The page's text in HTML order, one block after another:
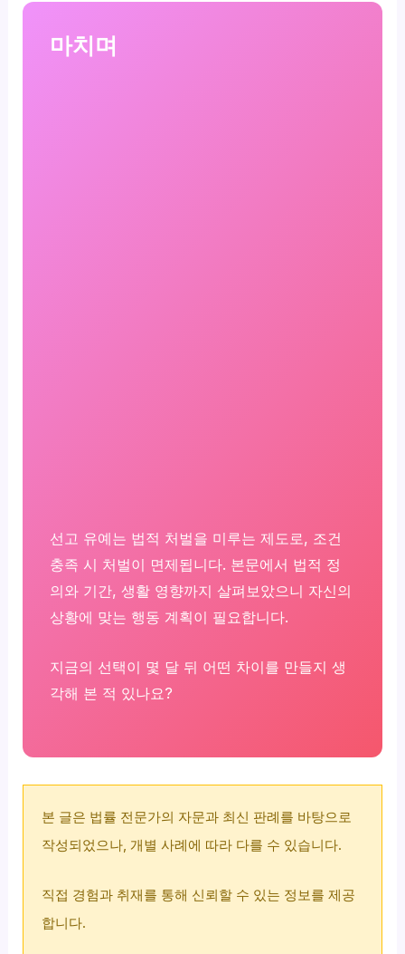
마치며
선고 유예는 법적 처벌을 미루는 제도로, 조건
충족 시 처벌이 면제됩니다. 본문에서 법적 정
의와 기간, 생활 영향까지 살펴보았으니 자신의
상황에 맞는 행동 계획이 필요합니다.
지금의 선택이 몇 달 뒤 어떤 차이를 만들지 생
각해 본 적 있나요?
본 글은 법률 전문가의 자문과 최신 판례를 바탕으로
작성되었으나, 개별 사례에 따라 다를 수 있습니다.
직접 경험과 취재를 통해 신뢰할 수 있는 정보를 제공
합니다.